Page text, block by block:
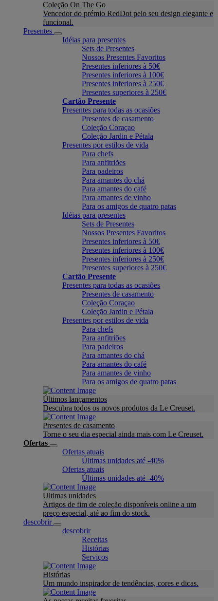
Coleção On The Go
Vencedor do prémio RedDot pelo seu design elegante e
funcional.
Presentes
Idéias para presentes
Sets de Presentes
Nossos Presentes Favoritos
Presentes inferiores à 50€
Presentes inferiores à 100€
Presentes inferiores à 250€
Presentes superiores à 250€
Cartão Presente
Presentes para todas as ocasiões
Presentes de casamento
Coleção Coraçao
Coleção Jardin e Pétala
Presentes por estilos de vida
Para chefs
Para anfitriões
Para padeiros
Para amantes do chá
Para amantes do café
Para amantes de vinho
Para os amigos de quatro patas
Idéias para presentes
Sets de Presentes
Nossos Presentes Favoritos
Presentes inferiores à 50€
Presentes inferiores à 100€
Presentes inferiores à 250€
Presentes superiores à 250€
Cartão Presente
Presentes para todas as ocasiões
Presentes de casamento
Coleção Coraçao
Coleção Jardin e Pétala
Presentes por estilos de vida
Para chefs
Para anfitriões
Para padeiros
Para amantes do chá
Para amantes do café
Para amantes de vinho
Para os amigos de quatro patas
Últimos lançamentos
Descubra todos os novos produtos da Le Creuset.
Presentes de casamento
Torne o seu dia especial ainda mais com Le Creuset.
Ofertas
Ofertas atuais
Últimas unidades até -40%
Ofertas atuais
Últimas unidades até -40%
Ultimas unidades
Artigos de fim de coleção disponíveis online a um
preço especial, até ao fim do stock.
descobrir
descobrir
Receitas
Histórias
Serviços
Histórias
Um mundo inspirador de tendências, cores e dicas.